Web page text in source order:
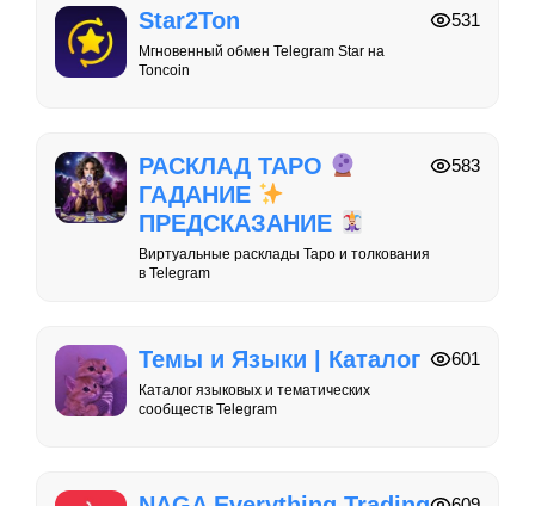
Star2Ton
Мгновенный обмен Telegram Star на
Toncoin
531
РАСКЛАД ТАРО
ГАДАНИЕ
ПРЕДСКАЗАНИЕ
Виртуальные расклады Таро и толкования
в Telegram
583
Темы и Языки | Каталог
Каталог языковых и тематических
сообществ Telegram
601